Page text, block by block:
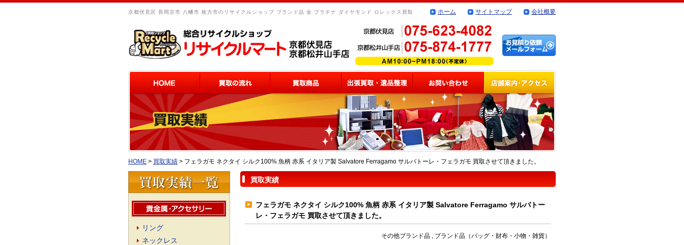
京都伏見区 長岡京市 八幡市 枚方市のリサイクルショップ ブランド品 金 プラチナ ダイヤモンド ロレックス買取 ホーム サイトマップ 会社概要
HOME > 買取実績 > フェラガモ ネクタイ シルク100% 魚柄 赤系 イタリア製 Salvatore Ferragamo サルバトーレ・フェラガモ 買取させて頂きました。
買取実績
フェラガモ ネクタイ シルク100% 魚柄 赤系 イタリア製 Salvatore Ferragamo サルバトー
レ・フェラガモ 買取させて頂きました。
その他ブランド品 , ブランド品（バッグ・財布・小物・雑貨）
リング
ネックレス